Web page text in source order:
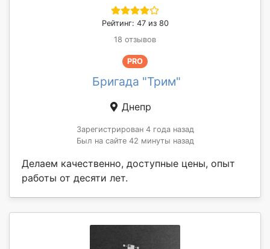
Рейтинг: 47 из 80
18 отзывов
PRO
Бригада "Трим"
Днепр
Зарегистрирован 4 года назад
Был на сайте 42 минуты назад
Делаем качественно, доступные цены, опыт
работы от десяти лет.